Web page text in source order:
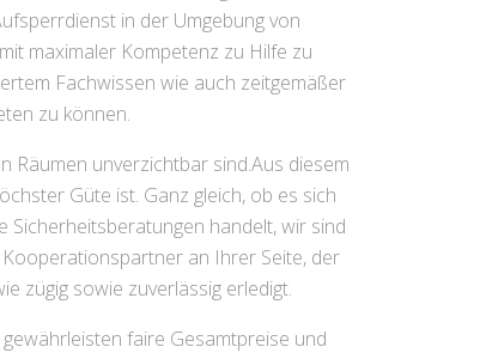
in der Umgebung von
maximaler Kompetenz zu Hilfe zu
Fachwissen wie auch zeitgemäßer
zu können.
Räumen unverzichtbar sind.Aus diesem
Güte ist. Ganz gleich, ob es sich
Sicherheitsberatungen handelt, wir sind
an Ihrer Seite, der
zügig sowie zuverlässig erledigt.
faire Gesamtpreise und